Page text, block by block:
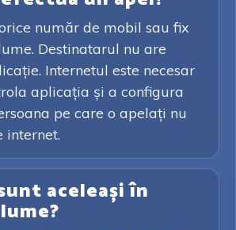
număr de mobil sau fix
Destinatarul nu are
Internetul este necesar
aplicația și a configura
pe care o apelați nu
internet.
aceleași în